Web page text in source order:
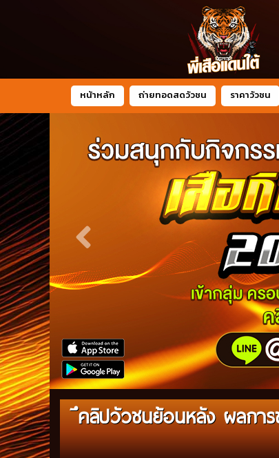
หน้าหลัก ถ่ายทอดสดวัวชน ราคาวัวชน
คลิปวัวชนย้อนหลัง ผลการ